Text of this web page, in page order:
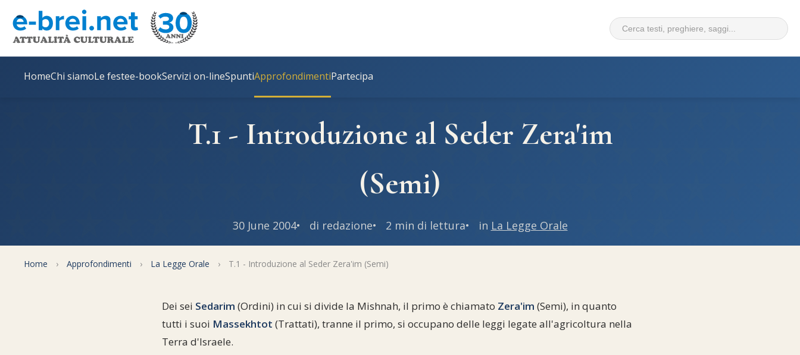
HomeChi siamoLe festee-bookServizi on-lineSpuntiApprofondimentiPartecipa
T.1 - Introduzione al Seder Zera'im
(Semi)
30 June 2004 di redazione 2 min di lettura in La Legge Orale
Home › Approfondimenti › La Legge Orale › T.1 - Introduzione al Seder Zera'im (Semi)
Dei sei Sedarim (Ordini) in cui si divide la Mishnah, il primo è chiamato Zera'im (Semi), in quanto
tutti i suoi Massekhtot (Trattati), tranne il primo, si occupano delle leggi legate all'agricoltura nella
Terra d'Israele.